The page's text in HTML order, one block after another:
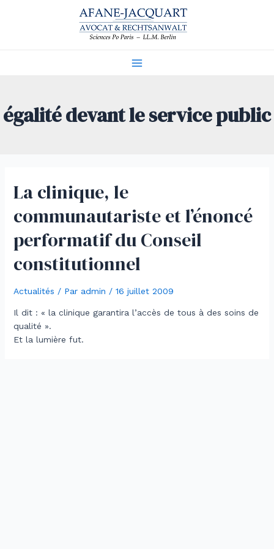
égalité devant le service public
La clinique, le
communautariste et l’énoncé
performatif du Conseil
constitutionnel
Actualités / Par admin / 16 juillet 2009
Il dit : « la clinique garantira l’accès de tous à des soins de
qualité ».
Et la lumière fut.